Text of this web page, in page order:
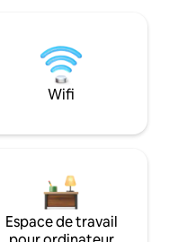
Wifi
Espace de travail